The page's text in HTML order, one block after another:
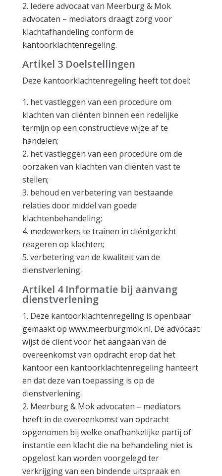
Iedere advocaat van Meerburg & Mok
advocaten – mediators draagt zorg voor
klachtafhandeling conform de
kantoorklachtenregeling.
Artikel 3 Doelstellingen
Deze kantoorklachtenregeling heeft tot doel:
het vastleggen van een procedure om
klachten van cliënten binnen een redelijke
termijn op een constructieve wijze af te
handelen;
het vastleggen van een procedure om de
oorzaken van klachten van cliënten vast te
stellen;
behoud en verbetering van bestaande
relaties door middel van goede
klachtenbehandeling;
medewerkers te trainen in cliëntgericht
reageren op klachten;
verbetering van de kwaliteit van de
dienstverlening.
Artikel 4 Informatie bij aanvang
dienstverlening
Deze kantoorklachtenregeling is openbaar
gemaakt op www.meerburgmok.nl. De advocaat
wijst de cliënt voor het aangaan van de
overeenkomst van opdracht erop dat het
kantoor een kantoorklachtenregeling hanteert
en dat deze van toepassing is op de
dienstverlening.
Meerburg & Mok advocaten – mediators
heeft in de overeenkomst van opdracht
opgenomen bij welke onafhankelijke partij of
instantie een klacht die na behandeling niet is
opgelost kan worden voorgelegd ter
verkrijging van een bindende uitspraak en